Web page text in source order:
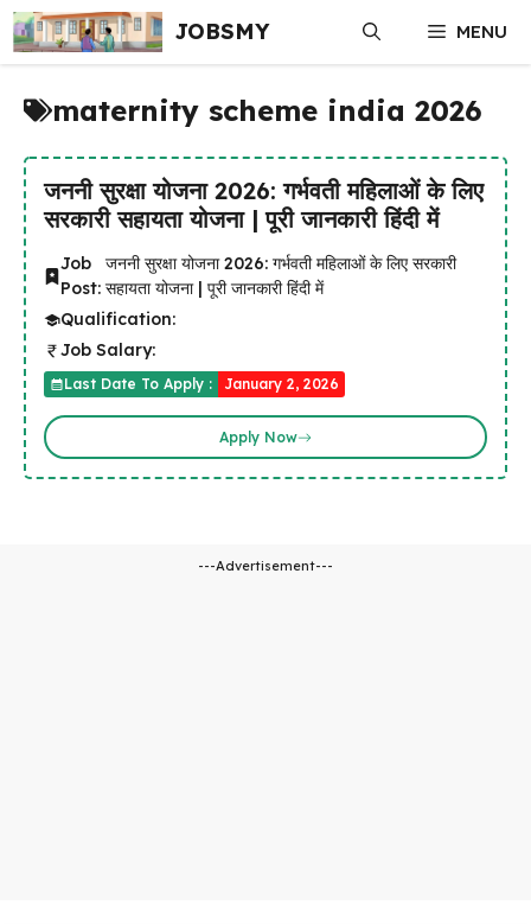
Skip
to
content
JOBSMY MENU
maternity scheme india 2026
जननी सुरक्षा योजना 2026: गर्भवती महिलाओं के लिए
सरकारी सहायता योजना | पूरी जानकारी हिंदी में
Job
Post:
जननी सुरक्षा योजना 2026: गर्भवती महिलाओं के लिए सरकारी
सहायता योजना | पूरी जानकारी हिंदी में
Qualification:
Job Salary:
Last Date To Apply : January 2, 2026
Apply Now
---Advertisement---